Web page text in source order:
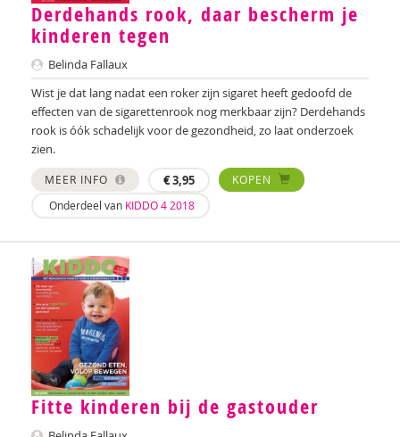
Wilmie Colbers
Hanneke Creemers
Jessica Crezee
Jan De Mets
Petra de Voogd-Klinkhamer
Bart Declercq
Amanda Dietrich
Feike Dietz
Ariane van Dijk
Kirsten Dijk
Marjolein van Dijk
Nanne van Doorn
Derdehands rook, daar bescherm je
kinderen tegen
Belinda Fallaux
Wist je dat lang nadat een roker zijn sigaret heeft gedoofd de
effecten van de sigarettenrook nog merkbaar zijn? Derdehands
rook is óók schadelijk voor de gezondheid, zo laat onderzoek
zien.
MEER INFO €3,95
KOPEN
Onderdeel van KIDDO 4 2018
Fitte kinderen bij de gastouder